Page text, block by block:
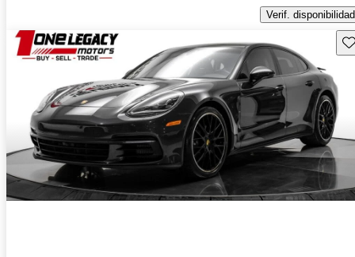
Verif. disponibilidad